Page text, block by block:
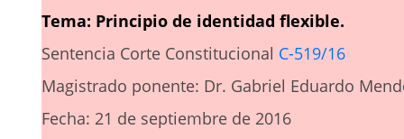
Tema: Principio de identidad flexible.
Sentencia Corte Constitucional C-519/16
Magistrado ponente: Dr. Gabriel Eduardo
Fecha: 21 de septiembre de 2016